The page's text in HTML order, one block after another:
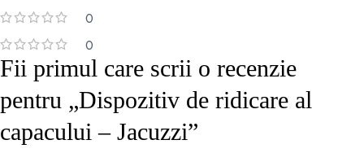
0
0
Fii primul care scrii o recenzie
pentru „Dispozitiv de ridicare al
capacului – Jacuzzi”